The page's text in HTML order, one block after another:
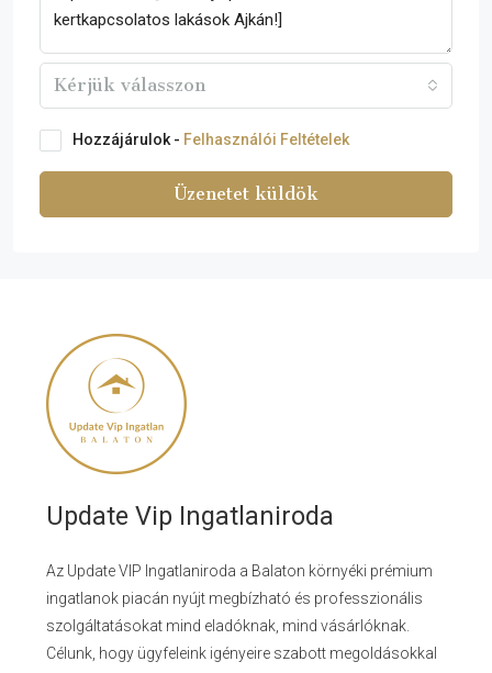
Kérjük válasszon
Hozzájárulok - Felhasználói Feltételek
Üzenetet küldök
Update Vip Ingatlaniroda
Az Update VIP Ingatlaniroda a Balaton környéki prémium
ingatlanok piacán nyújt megbízható és professzionális
szolgáltatásokat mind eladóknak, mind vásárlóknak.
Célunk, hogy ügyfeleink igényeire szabott megoldásokkal